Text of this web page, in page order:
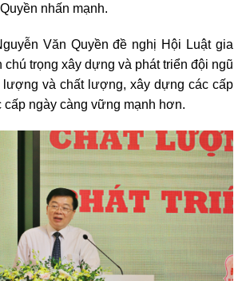
nhấn mạnh.
Văn Quyền đề nghị Hội Luật gia
chú trọng xây dựng và phát triển đội ngũ
lượng và chất lượng, xây dựng các cấp
cấp ngày càng vững mạnh hơn.